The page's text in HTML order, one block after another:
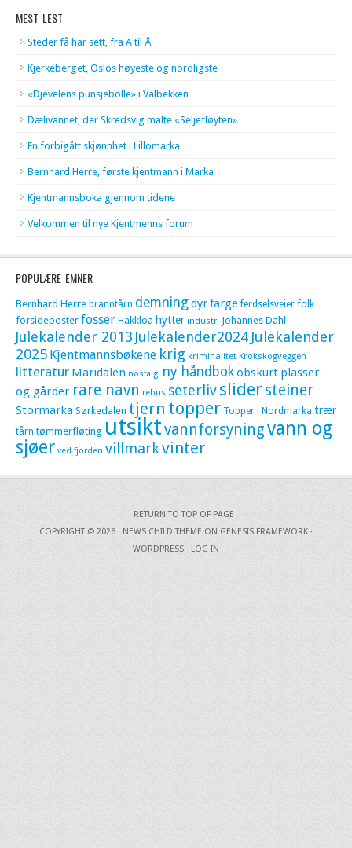
MEST LEST
Steder få har sett, fra A til Å
Kjerkeberget, Oslos høyeste og nordligste
«Djevelens punsjebolle» i Valbekken
Dælivannet, der Skredsvig malte «Seljefløyten»
En forbigått skjønnhet i Lillomarka
Bernhard Herre, første kjentmann i Marka
Kjentmannsboka gjennom tidene
Velkommen til nye Kjentmenns forum
POPULÆRE EMNER
Bernhard Herre branntårn demningdyrfarge ferdselsveier folk
forsideposter fosser Hakkloa hytter industri Johannes Dahl
Julekalender 2013 Julekalender2024 Julekalender
2025 Kjentmannsbøkene krig kriminalitet Krokskogveggen
litteratur Maridalen nostalgi ny håndbokobskurt plasser
og gårder rare navn rebus seterlivslidersteiner
Stormarka Sørkedalen tjern topper Topper i Nordmarka trær
tårn tømmerfløting utsiktvannforsyningvann og
sjøer ved fjorden villmarkvinter
RETURN TO TOP OF PAGE
COPYRIGHT © 2026 · NEWS CHILD THEME ON GENESIS FRAMEWORK ·
WORDPRESS · LOG IN